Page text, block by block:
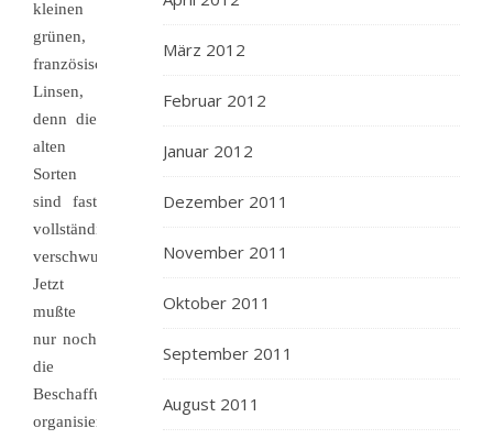
kleinen
grünen,
französischen
Linsen,
denn die
alten
Sorten
sind fast
vollständig
verschwunden.
Jetzt
mußte
nur noch
die
Beschaffung
organisiert
März 2012
Februar 2012
Januar 2012
Dezember 2011
November 2011
Oktober 2011
September 2011
August 2011